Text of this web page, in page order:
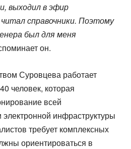
выходил в эфир
справочники. Поэтому
был для меня
он.
Суровцева работает
человек, которая
всей
инфраструктуры
требует комплексных
ориентироваться в